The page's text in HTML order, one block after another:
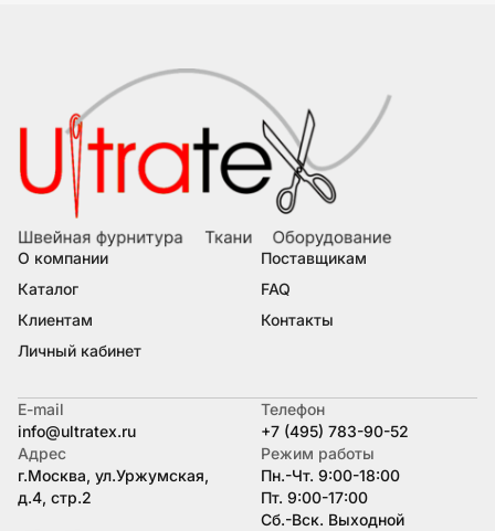
О компании
Каталог
Клиентам
Личный кабинет
Поставщикам
FAQ
Контакты
Телефон
+7 (495) 783-90-52
E-mail
info@ultratex.ru
Адрес
г.Москва, ул.Уржумская,
д.4, стр.2
Режим работы
Пн.-Чт. 9:00-18:00
Пт. 9:00-17:00
Сб.-Вск. Выходной